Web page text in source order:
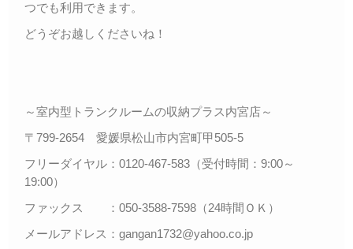
つでも利用できます。
どうぞお越しくださいね！
～室内型トランクルームの収納プラス内宮店～
〒799-2654 愛媛県松山市内宮町甲505-5
フリーダイヤル：0120-467-583（受付時間：9:00～
19:00）
ファックス ：050-3588-7598（24時間ＯＫ）
メールアドレス：gangan1732@yahoo.co.jp